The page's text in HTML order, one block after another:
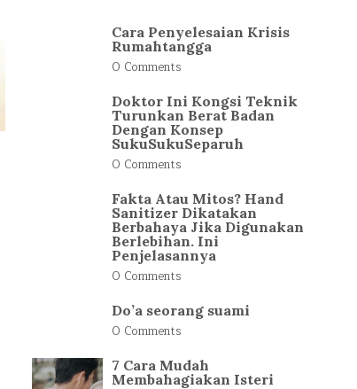
Cara Penyelesaian Krisis
Rumahtangga
0 Comments
Doktor Ini Kongsi Teknik
Turunkan Berat Badan
Dengan Konsep
SukuSukuSeparuh
0 Comments
Fakta Atau Mitos? Hand
Sanitizer Dikatakan
Berbahaya Jika Digunakan
Berlebihan. Ini
Penjelasannya
0 Comments
Do’a seorang suami
0 Comments
7 Cara Mudah
Membahagiakan Isteri